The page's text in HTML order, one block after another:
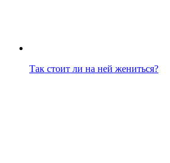
Так стоит ли на ней жениться?